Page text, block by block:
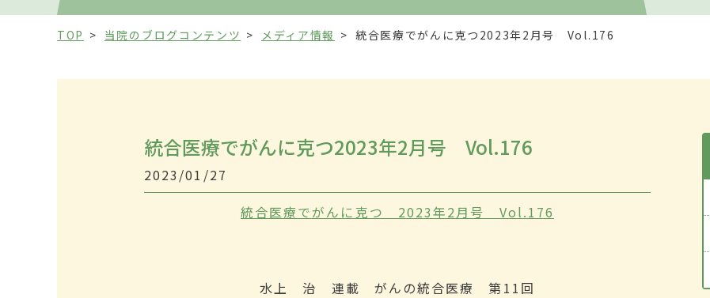
TOP 当院のブログコンテンツ メディア情報 統合医療でがんに克つ2023年2月号 Vol.176
統合医療でがんに克つ2023年2月号 Vol.176
2023/01/27
統合医療でがんに克つ 2023年2月号 Vol.176
水上 治 連載 がんの統合医療 第11回